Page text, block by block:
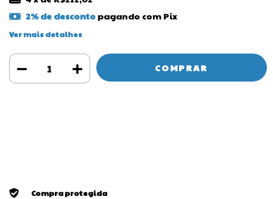
2% de descontopagando com Pix
Ver mais detalhes
Compra protegida